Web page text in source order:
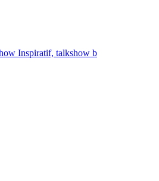
Inspiratif, talkshow b